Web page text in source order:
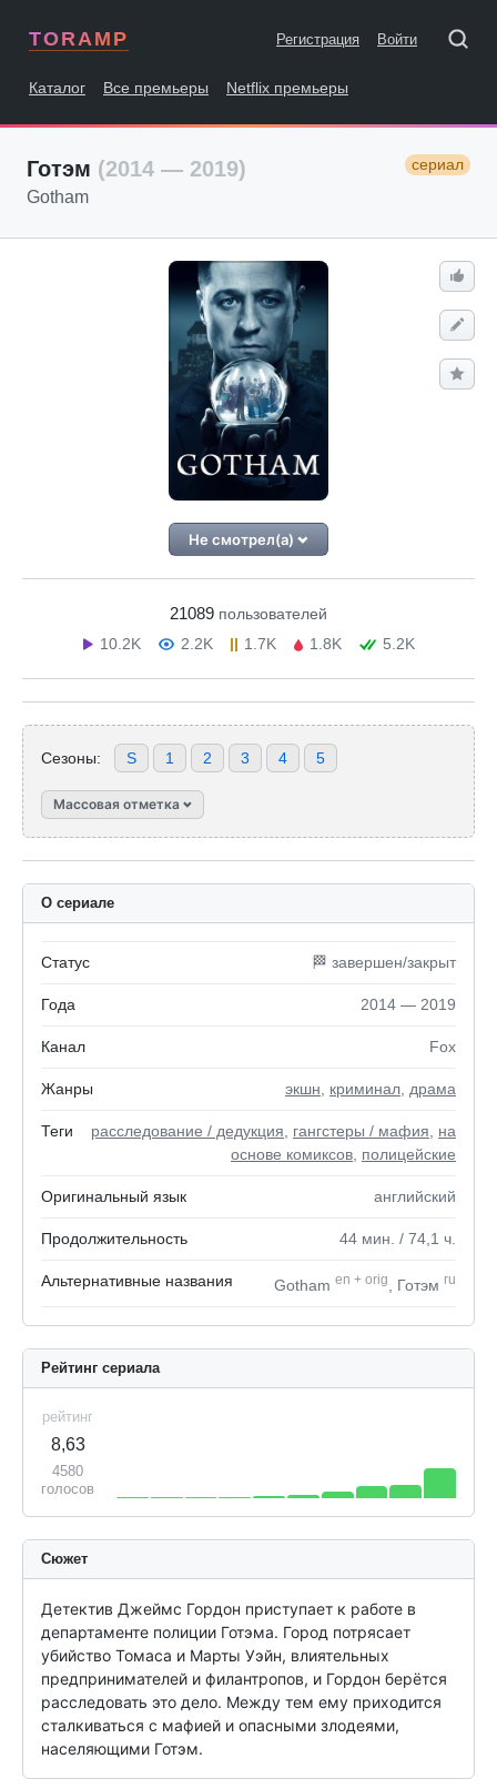
TORAMP Регистрация Войти
Каталог Все премьеры Netflix премьеры
Готэм (2014 — 2019) сериал
Gotham
Не смотрел(а)
21089 пользователей
10.2K
2.2K 1.7K 1.8K 5.2K
Сезоны: S 1 2 3 4 5
Массовая отметка
О сериале
Статус 🏁 завершен/закрыт
Года 2014 — 2019
Канал Fox
Жанры экшн криминал драма
Теги расследование / дедукция гангстеры / мафия
на
основе комиксов полицейские
Оригинальный язык английский
Продолжительность 44 мин. / 74,1 ч.
Альтернативные названия Gotham en + orig , Готэм ru
Рейтинг сериала
рейтинг
8,63
4580
голосов
Сюжет
Детектив Джеймс Гордон приступает к работе в
департаменте полиции Готэма. Город потрясает
убийство Томаса и Марты Уэйн, влиятельных
предпринимателей и филантропов, и Гордон берётся
расследовать это дело. Между тем ему приходится
сталкиваться с мафией и опасными злодеями,
населяющими Готэм.